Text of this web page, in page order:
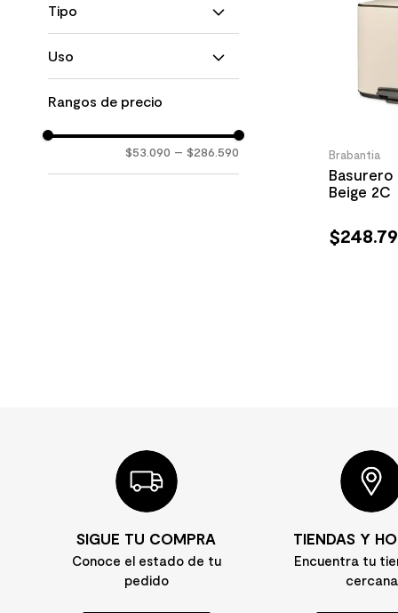
Tipo
Uso
Rangos de precio
$53.090 – $286.590 Brabantia
Beige 2C
$248.
SIGUE TU COMPRA
Conoce el estado de tu
pedido
TIENDAS Y
Encuentra tu
cercana